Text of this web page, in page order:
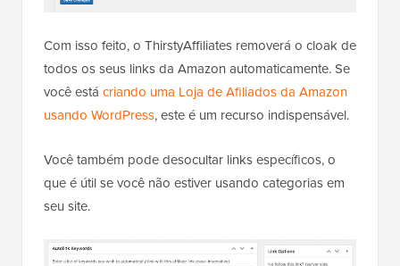
Com isso feito, o ThirstyAffiliates removerá o cloak de
todos os seus links da Amazon automaticamente. Se
você está criando uma Loja de Afiliados da Amazon
usando WordPress, este é um recurso indispensável.
Você também pode desocultar links específicos, o
que é útil se você não estiver usando categorias em
seu site.